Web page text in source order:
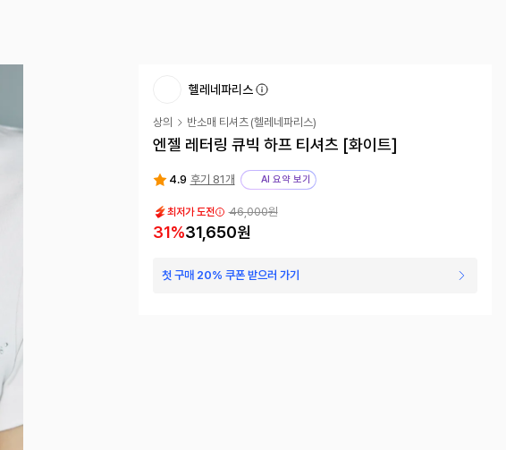
헬레네파리스
상의 반소매 티셔츠 (헬레네파리스)
엔젤 레터링 큐빅 하프 티셔츠 [화이트]
4.9 후기 81개 AI 요약 보기
최저가 도전 46,000원
31%31,650원
첫 구매 20% 쿠폰 받으러 가기